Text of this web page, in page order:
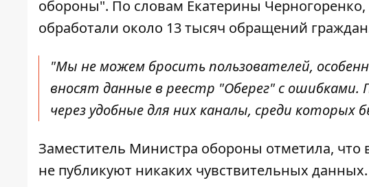
обороны". По словам Екатерины
обработали около 13 тысяч обращений
"Мы не можем бросить пользователей,
вносят данные в реестр "Оберег" с
через удобные для них каналы, среди которых
Заместитель Министра обороны отметила,
не публикуют никаких чувствительных